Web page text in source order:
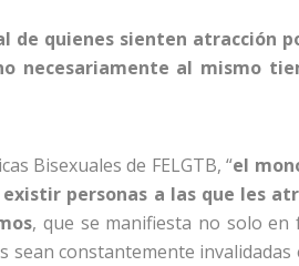
de quienes sienten atracción
necesariamente al mismo
Bisexuales de FELGTB, “el
personas a las que les
, que se manifiesta no solo
sean constantemente invalidadas